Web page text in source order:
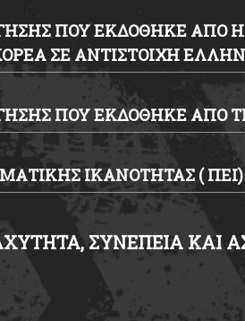
ΠΟΥ ΕΚΔΟΘΗΚΕ ΑΠΟ
ΣΕ ΑΝΤΙΣΤΟΙΧΗ
ΠΟΥ ΕΚΔΟΘΗΚΕ ΑΠΟ
ΙΚΑΝΟΤΗΤΑΣ ( ΠΕΙ)
ΣΥΝΕΠΕΙΑ ΚΑΙ